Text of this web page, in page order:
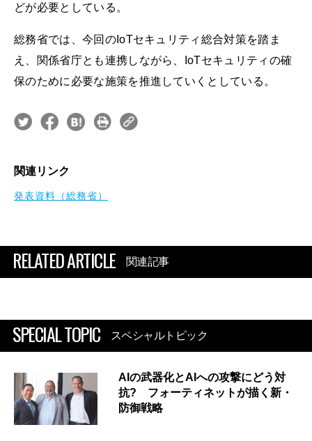
どが必要としている。
総務省では、今回のIoTセキュリティ総合対策を踏ま
え、関係省庁とも連携しながら、IoTセキュリティの確
保のために必要な施策を推進していくとしている。
関連リンク
発表資料（総務省）
RELATED ARTICLE 関連記事
SPECIAL TOPIC スペシャルトピック
AIの武器化とAIへの攻撃にどう対
抗? フォーティネットが描く新・
防御戦略